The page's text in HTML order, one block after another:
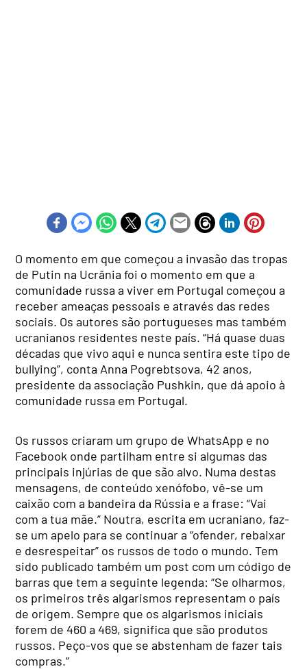
O momento em que começou a invasão das tropas
de Putin na Ucrânia foi o momento em que a
comunidade russa a viver em Portugal começou a
receber ameaças pessoais e através das redes
sociais. Os autores são portugueses mas também
ucranianos residentes neste país. “Há quase duas
décadas que vivo aqui e nunca sentira este tipo de
bullying”, conta Anna Pogrebtsova, 42 anos,
presidente da associação Pushkin, que dá apoio à
comunidade russa em Portugal.
Os russos criaram um grupo de WhatsApp e no
Facebook onde partilham entre si algumas das
principais injúrias de que são alvo. Numa destas
mensagens, de conteúdo xenófobo, vê-se um
caixão com a bandeira da Rússia e a frase: “Vai
com a tua mãe.” Noutra, escrita em ucraniano, faz-
se um apelo para se continuar a “ofender, rebaixar
e desrespeitar” os russos de todo o mundo. Tem
sido publicado também um post com um código de
barras que tem a seguinte legenda: “Se olharmos,
os primeiros três algarismos representam o país
de origem. Sempre que os algarismos iniciais
forem de 460 a 469, significa que são produtos
russos. Peço-vos que se abstenham de fazer tais
compras.”